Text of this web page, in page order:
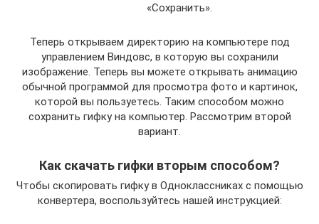
«Сохранить».
Теперь открываем директорию на компьютере под
управлением Виндовс, в которую вы сохранили
изображение. Теперь вы можете открывать анимацию
обычной программой для просмотра фото и картинок,
которой вы пользуетесь. Таким способом можно
сохранить гифку на компьютер. Рассмотрим второй
вариант.
Как скачать гифки вторым способом?
Чтобы скопировать гифку в Одноклассниках с помощью
конвертера, воспользуйтесь нашей инструкцией: